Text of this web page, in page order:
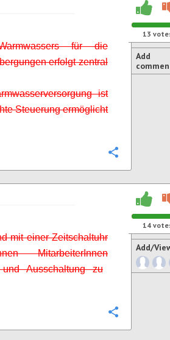
für die
erfolgt zentral
ist
Steuerung ermöglicht
13
Add
mit einer Zeitschaltuhr
MitarbeiterInnen
Ausschaltung zu
14
Add/